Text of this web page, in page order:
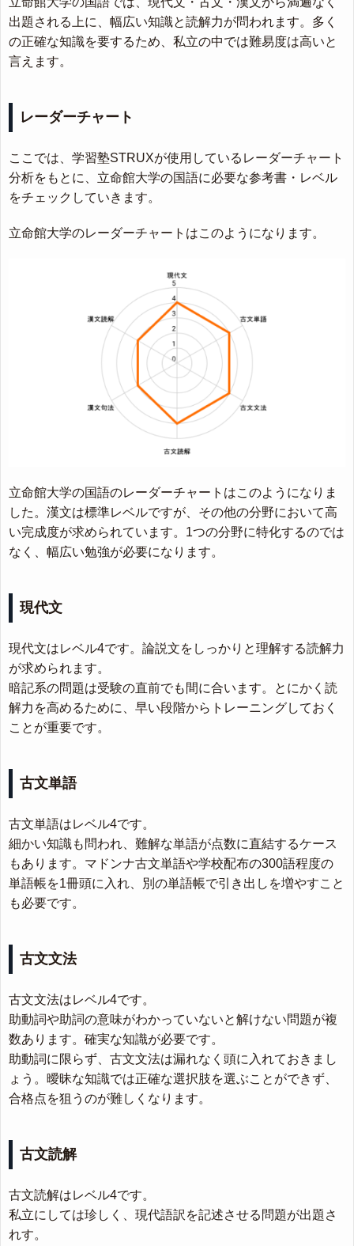
出題される上に、幅広い知識と読解力が問われます。多く
の正確な知識を要するため、私立の中では難易度は高いと
言えます。
レーダーチャート
ここでは、学習塾STRUXが使用しているレーダーチャート
分析をもとに、立命館大学の国語に必要な参考書・レベル
をチェックしていきます。
立命館大学のレーダーチャートはこのようになります。
立命館大学の国語のレーダーチャートはこのようになりま
した。漢文は標準レベルですが、その他の分野において高
い完成度が求められています。1つの分野に特化するのでは
なく、幅広い勉強が必要になります。
現代文
現代文はレベル4です。論説文をしっかりと理解する読解力
が求められます。
暗記系の問題は受験の直前でも間に合います。とにかく読
解力を高めるために、早い段階からトレーニングしておく
ことが重要です。
古文単語
古文単語はレベル4です。
細かい知識も問われ、難解な単語が点数に直結するケース
もあります。マドンナ古文単語や学校配布の300語程度の
単語帳を1冊頭に入れ、別の単語帳で引き出しを増やすこと
も必要です。
古文文法
古文文法はレベル4です。
助動詞や助詞の意味がわかっていないと解けない問題が複
数あります。確実な知識が必要です。
助動詞に限らず、古文文法は漏れなく頭に入れておきまし
ょう。曖昧な知識では正確な選択肢を選ぶことができず、
合格点を狙うのが難しくなります。
古文読解
古文読解はレベル4です。
私立にしては珍しく、現代語訳を記述させる問題が出題さ
れす。